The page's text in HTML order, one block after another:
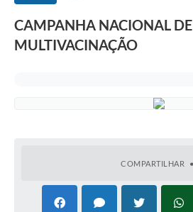
CAMPANHA NACIONAL DE
MULTIVACINAÇÃO
COMPARTILHAR